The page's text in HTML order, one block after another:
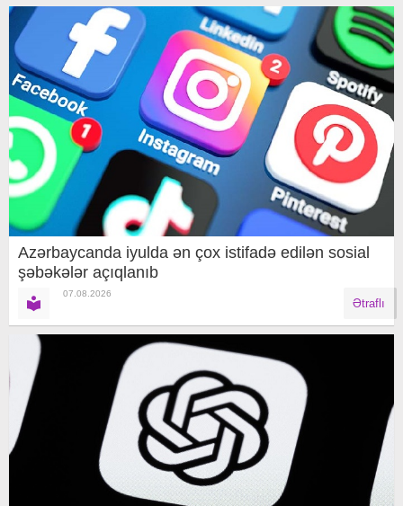
Azərbaycanda iyulda ən çox istifadə edilən sosial
şəbəkələr açıqlanıb
07.08.2026
Ətraflı